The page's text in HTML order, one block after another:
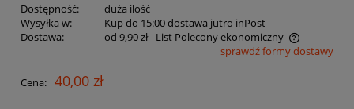
Dostępność:
duża ilość
Wysyłka w:
Kup do 15:00 dostawa jutro inPost
Dostawa:
od 9,90 zł- List Polecony ekonomiczny
Cena nie zawiera ewentualnych kosztów płatnościsprawdź formy dostawy
Cena: 40,00 zł